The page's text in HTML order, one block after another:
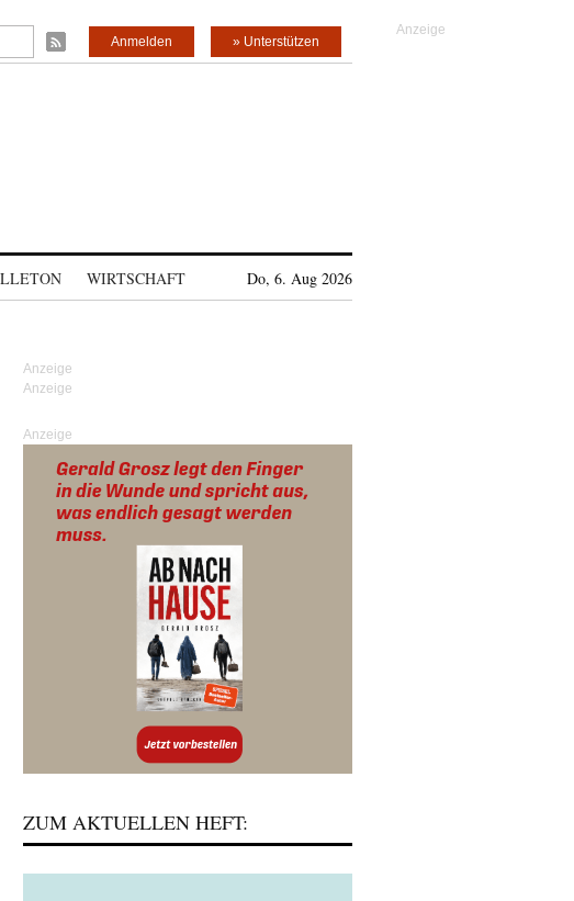
» Unterstützen
Anmelden
WIRTSCHAFT Do, 6. Aug 2026
Anzeige
ZUM AKTUELLEN HEFT: